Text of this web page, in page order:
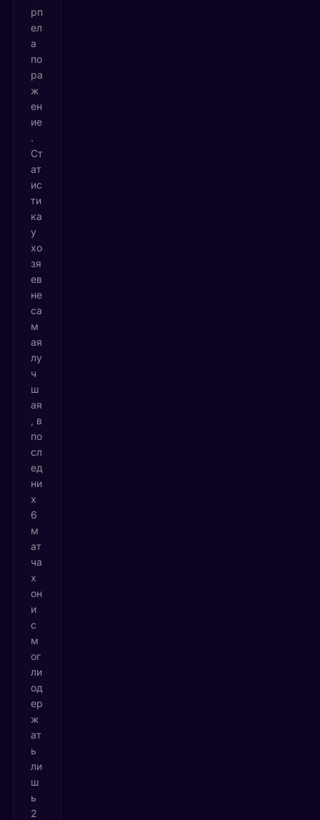
рп
ел
а
по
ра
ж
ен
ие
.
Ст
ат
ис
ти
ка
у
хо
зя
ев
не
са
м
ая
лу
ч
ш
ая
, в
по
сл
ед
ни
х
6
м
ат
ча
х
он
и
с
м
ог
ли
од
ер
ж
ат
ь
ли
ш
ь
2